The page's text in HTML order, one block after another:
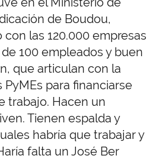
de Boudou,
las 120.000 empresas
100 empleados y buen
que articulan con la
PyMEs para financiarse
trabajo. Hacen un
Tienen espalda y
habría que trabajar y
falta un José Ber